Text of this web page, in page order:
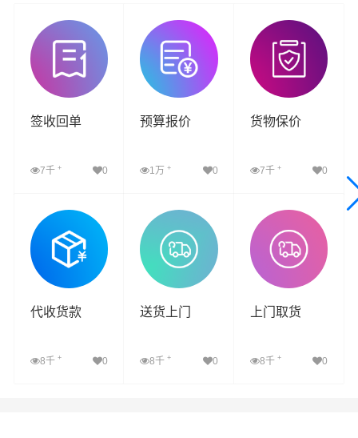
签收回单
7千 + 0
查看详细
预算报价
1万+ 0
查看详细
货物保价
7千 + 0
查看详细
代收货款
8千 + 0
送货上门
8千+ 0
上门取货
8千 + 0